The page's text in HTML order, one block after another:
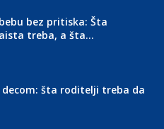
bez pritiska: Šta
treba, a šta...
decom: šta roditelji treba da